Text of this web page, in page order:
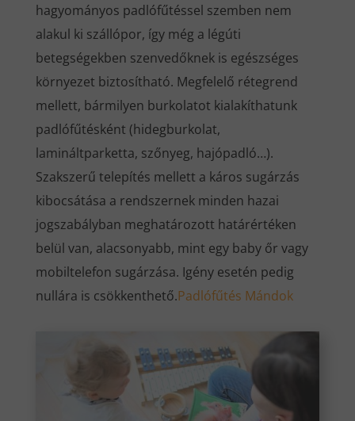
hagyományos padlófűtéssel szemben nem
alakul ki szállópor, így még a légúti
betegségekben szenvedőknek is egészséges
környezet biztosítható. Megfelelő rétegrend
mellett, bármilyen burkolatot kialakíthatunk
padlófűtésként (hidegburkolat,
lamináltparketta, szőnyeg, hajópadló…).
Szakszerű telepítés mellett a káros sugárzás
kibocsátása a rendszernek minden hazai
jogszabályban meghatározott határértéken
belül van, alacsonyabb, mint egy baby őr vagy
mobiltelefon sugárzása. Igény esetén pedig
nullára is csökkenthető.Padlófűtés Mándok